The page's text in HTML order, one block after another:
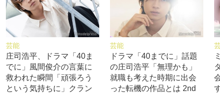
芸能
庄司浩平、ドラマ「40ま
でに」風間俊介の言葉に
救われた瞬間「頑張ろう
という気持ちに」クラン
芸能
ドラマ「40までに」話題
の庄司浩平「無理かも」
就職も考えた時期に出会
った転機の作品とは 2nd